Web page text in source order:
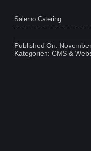
Salerno Catering
Published On:
Kategorien: CMS &